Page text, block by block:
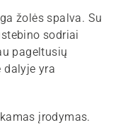
žolės spalva. Su
sodriai
pageltusių
dalyje yra
įrodymas.